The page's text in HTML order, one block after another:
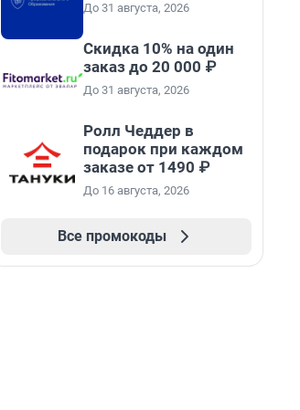
До 31 августа, 2026
Скидка 10% на один
заказ до 20 000 ₽
До 31 августа, 2026
Ролл Чеддер в
подарок при каждом
заказе от 1490 ₽
До 16 августа, 2026
Все промокоды